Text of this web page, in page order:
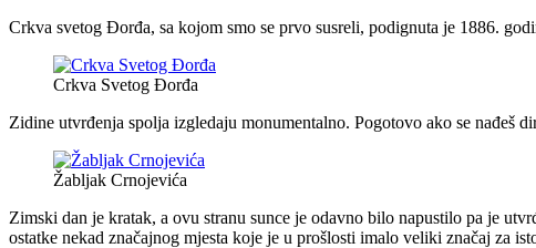
Crkva svetog Đorđa, sa kojom smo se prvo susreli, podignuta je 1886.
Crkva Svetog Đorđa
Zidine utvrđenja spolja izgledaju monumentalno. Pogotovo ako se nađeš
Žabljak Crnojevića
Zimski dan je kratak, a ovu stranu sunce je odavno bilo napustilo pa je
ostatke nekad značajnog mjesta koje je u prošlosti imalo veliki značaj za